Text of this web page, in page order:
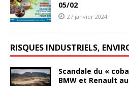
05/02
27 janvier 2024
RISQUES INDUSTRIELS,
Scandale du «
BMW et Renault